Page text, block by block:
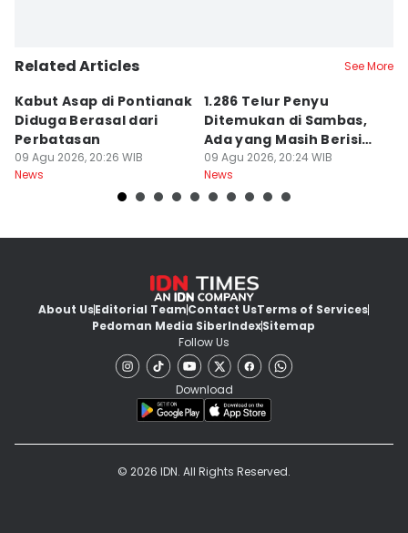
Related Articles See More
Kabut Asap di Pontianak
Diduga Berasal dari
Perbatasan
09 Agu 2026, 20:26 WIB
News
1.286 Telur Penyu
Ditemukan di Sambas,
Ada yang Masih Berisi
Embrio
09 Agu 2026, 20:24 WIB
News
About UsEditorial TeamContact UsTerms of Services
Pedoman Media SiberIndexSitemap
Follow Us
Download
© 2026 IDN. All Rights Reserved.